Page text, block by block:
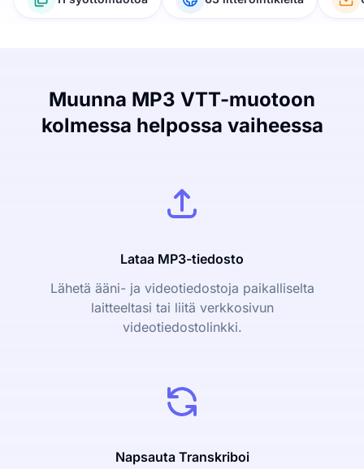
Muunna MP3 VTT-muotoon
kolmessa helpossa vaiheessa
Lataa MP3-tiedosto
Lähetä ääni- ja videotiedostoja paikalliselta
laitteeltasi tai liitä verkkosivun
videotiedostolinkki.
Napsauta Transkriboi